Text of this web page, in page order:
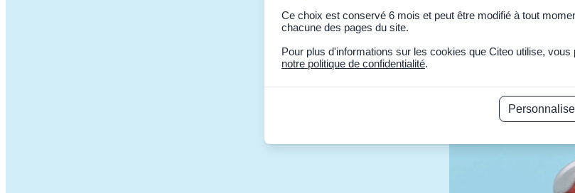
Ce choix est conservé 6 mois et peut être modifié à tout
chacune des pages du site.
Pour plus d'informations sur les cookies que Citeo utilise, vous
notre politique de confidentialité.